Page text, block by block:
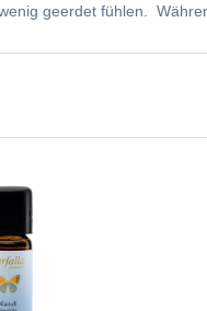
geerdet fühlen.